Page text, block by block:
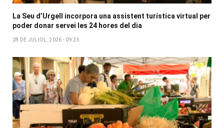
La Seu d’Urgell incorpora una assistent turística virtual per
poder donar servei les 24 hores del dia
28 DE JULIOL, 2026 - 09:25